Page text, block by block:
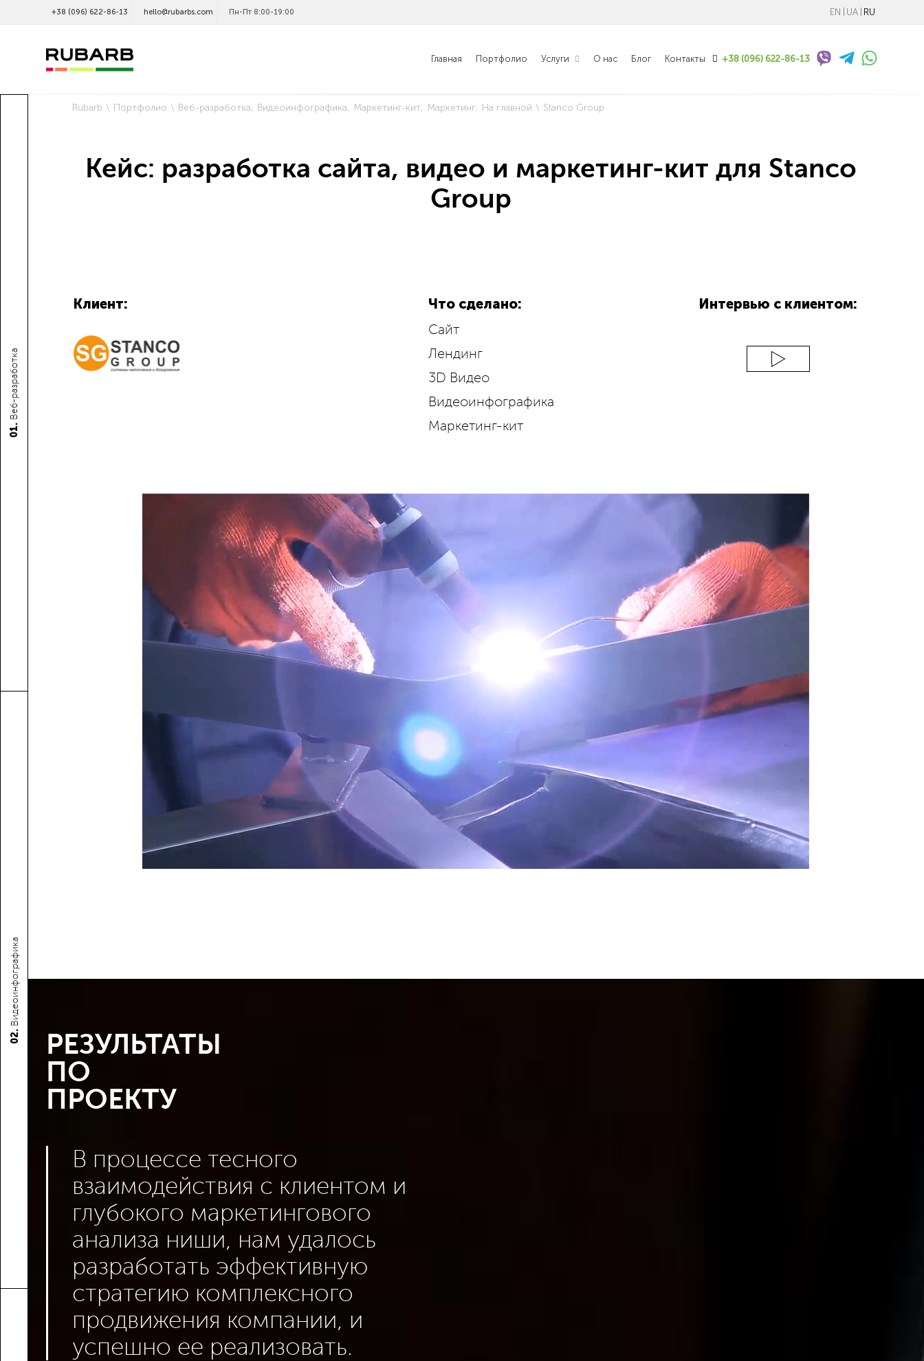
+38 (096) 622-86-13 hello@rubarbs.com Пн-Пт 8:00-19:00 EN UA RU
Главная Портфолио Услуги О нас Блог Контакты +38 (096) 622-86-13
01.
Веб-разработка
02.
Видеоинфографика
Rubarb Портфолио Веб-разработка Видеоинфографика Маркетинг-кит Маркетинг На главной Stanco Group
Кейс: разработка сайта, видео и маркетинг-кит для Stanco
Group
Клиент: Что сделано:
Cайт
Лендинг
3D Видео
Видеоинфографика
Маркетинг-кит
Интервью с клиентом:
РЕЗУЛЬТАТЫ
ПО
ПРОЕКТУ
В процессе тесного
взаимодействия с клиентом и
глубокого маркетингового
анализа ниши, нам удалось
разработать эффективную
стратегию комплексного
продвижения компании, и
успешно ее реализовать.